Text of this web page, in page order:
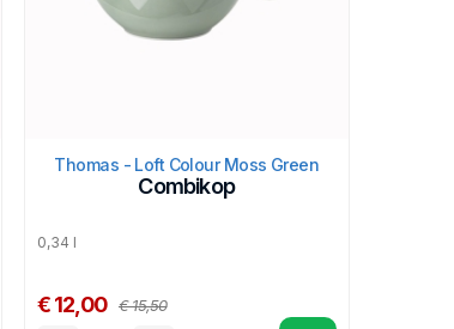
Thomas - Loft Colour Moss Green
Combikop
0,34 l
€ 12,00 € 15,50